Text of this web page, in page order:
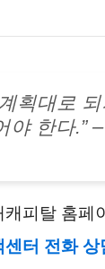
획대로
야 한다.” –
캐피탈 홈페
센터 전화 상